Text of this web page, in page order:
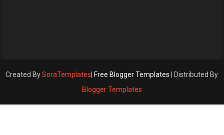
Created BySoraTemplates Free Blogger Templates | Distributed By
Blogger Templates